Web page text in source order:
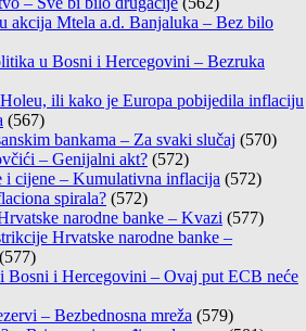
akcija Mtela a.d. Banjaluka – Bez bilo
u Bosni i Hercegovini – Bezruka
ili kako je Europa pobijedila inflaciju
(567)
bankama – Za svaki slučaj (570)
– Genijalni akt? (572)
i cijene – Kumulativna inflacija (572)
spirala? (572)
narodne banke – Kvazi (577)
Hrvatske narodne banke –
(577)
Bosni i Hercegovini – Ovaj put ECB neće
– Bezbednosna mreža (579)